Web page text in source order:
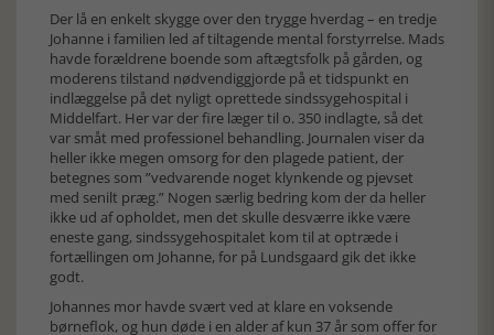
Der lå en enkelt skygge over den trygge hverdag – en tredje
Johanne i familien led af tiltagende mental forstyrrelse. Mads
havde forældrene boende som aftægtsfolk på gården, og
moderens tilstand nødvendiggjorde på et tidspunkt en
indlæggelse på det nyligt oprettede sindssygehospital i
Middelfart. Her var der fire læger til o. 350 indlagte, så det
var småt med professionel behandling. Journalen viser da
heller ikke megen omsorg for den plagede patient, der
betegnes som ”vedvarende noget klynkende og pjevset
med senilt præg.” Nogen særlig bedring kom der da heller
ikke ud af opholdet, men det skulle desværre ikke være
eneste gang, sindssygehospitalet kom til at optræde i
fortællingen om Johanne, for på Lundsgaard gik det ikke
godt.
Johannes mor havde svært ved at klare en voksende
børneflok, og hun døde i en alder af kun 37 år som offer for